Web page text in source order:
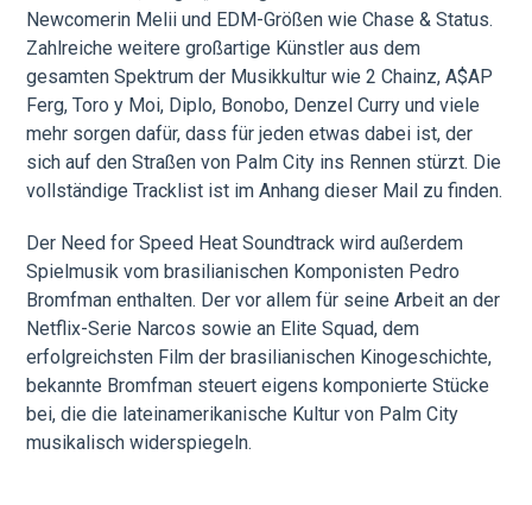
Newcomerin Melii und EDM-Größen wie Chase & Status.
Zahlreiche weitere großartige Künstler aus dem
gesamten Spektrum der Musikkultur wie 2 Chainz, A$AP
Ferg, Toro y Moi, Diplo, Bonobo, Denzel Curry und viele
mehr sorgen dafür, dass für jeden etwas dabei ist, der
sich auf den Straßen von Palm City ins Rennen stürzt. Die
vollständige Tracklist ist im Anhang dieser Mail zu finden.
Der Need for Speed Heat Soundtrack wird außerdem
Spielmusik vom brasilianischen Komponisten Pedro
Bromfman enthalten. Der vor allem für seine Arbeit an der
Netflix-Serie Narcos sowie an Elite Squad, dem
erfolgreichsten Film der brasilianischen Kinogeschichte,
bekannte Bromfman steuert eigens komponierte Stücke
bei, die die lateinamerikanische Kultur von Palm City
musikalisch widerspiegeln.